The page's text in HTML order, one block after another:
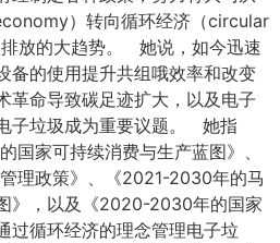
）转向循环经济（circular
放的大趋势。 她说，如今迅速
备的使用提升共组哦效率和改变
革命导致碳足迹扩大，以及电子
子垃圾成为重要议题。 她指
国家可持续消费与生产蓝图》、
理政策》、《2021-2030年的马
》，以及《2020-2030年的国家
过循环经济的理念管理电子垃